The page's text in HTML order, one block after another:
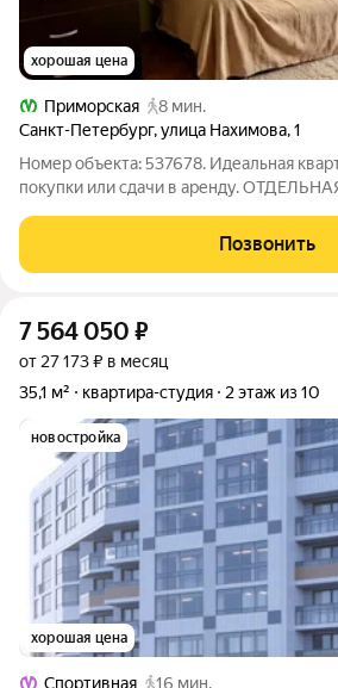
хорошая цена
Приморская
8 мин.
Санкт-Петербург,улица Нахимова,1
Номер объекта: 537678. Идеальная
покупки или сдачи в аренду.
(долевая собственность) в 5 минутах
Если для вас важно жить рядом с метро,
Позвонить
7 564 050 ₽
от 27 173 ₽ в месяц
35,1 м²
квартира-студия 2 этаж из 10
новостройка
хорошая цена
Спортивная 16 мин.